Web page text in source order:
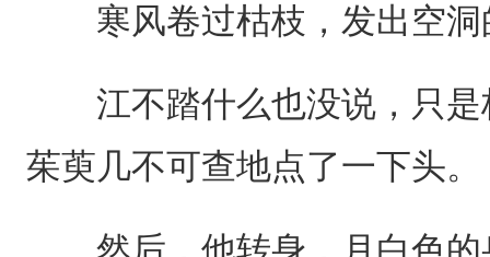
寒风卷过枯枝，发出空洞
江不踏什么也没说，只是
茱萸几不可查地点了一下头。